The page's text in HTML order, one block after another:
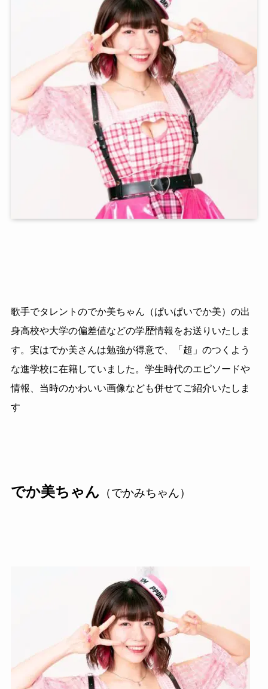
歌手でタレントのでか美ちゃん（ぱいぱいでか美）の出
身高校や大学の偏差値などの学歴情報をお送りいたしま
す。実はでか美さんは勉強が得意で、「超」のつくよう
な進学校に在籍していました。学生時代のエピソードや
情報、当時のかわいい画像なども併せてご紹介いたしま
す
でか美ちゃん （でかみちゃん）